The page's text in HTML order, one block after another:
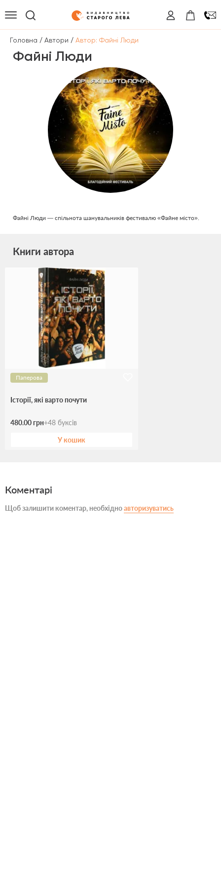
Головна / Автори / Автор: Файні Люди
Файні Люди
Файні Люди — спільнота шанувальників фестивалю «Файне місто».
Книги автора
Паперова
Історії, які варто почути
480.00 грн+48 буксів
У кошик
Коментарі
Щоб залишити коментар, необхідноавторизуватись